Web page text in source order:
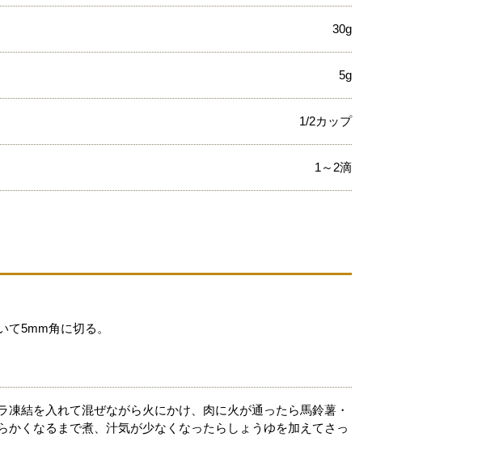
30g
5g
1/2カップ
1～2滴
て5mm角に切る。
凍結を入れて混ぜながら火にかけ、肉に火が通ったら馬鈴薯・
かくなるまで煮、汁気が少なくなったらしょうゆを加えてさっ